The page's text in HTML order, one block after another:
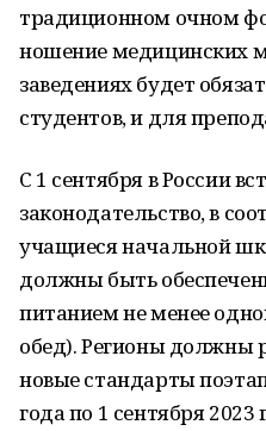
традиционном очном
ношение медицинских
заведениях будет
студентов, и для
С 1 сентября в России
законодательство, в
учащиеся начальной
должны быть
питанием не менее
обед). Регионы должны
новые стандарты
года по 1 сентября 2023